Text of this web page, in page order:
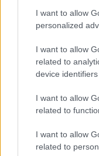
I want to allow
personalized
I want to allow
related to
device identifiers
I want to allow
related to
I want to allow
related to
1, Petter Northug
Dyrhaug 6, Emil
Sesongen 2014-
1. Dario Cologna,
2. Petter
3. Calle